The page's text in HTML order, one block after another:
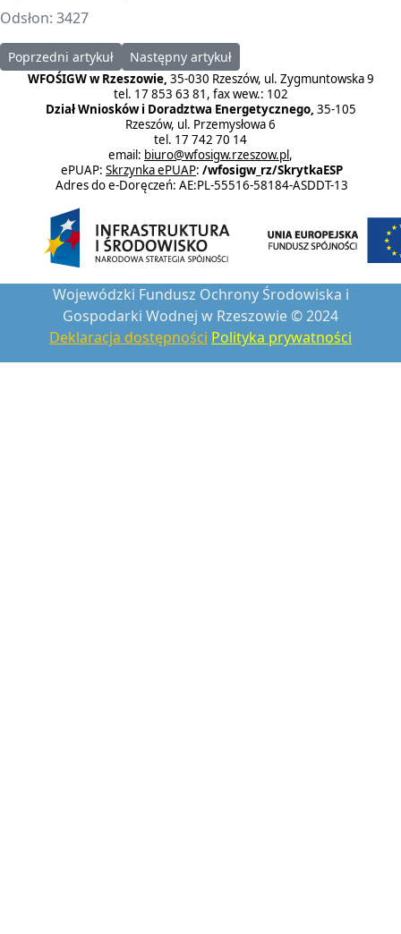
Odsłon: 3427
Poprzedni artykuł: Nabór wniosków Nr 3/2017 - Zmiany w
Poprzedni artykuł Następny artykuł: Ważna informacja -
Następny artykuł
WFOŚIGW w Rzeszowie, 35-030 Rzeszów, ul. Zygmuntowska 9
tel. 17 853 63 81, fax wew.: 102
Dział Wniosków i Doradztwa Energetycznego, 35-105
Rzeszów, ul. Przemysłowa 6
tel. 17 742 70 14
email: biuro@wfosigw.rzeszow.pl,
ePUAP: Skrzynka ePUAP: /wfosigw_rz/SkrytkaESP
Adres do e-Doręczeń: AE:PL-55516-58184-ASDDT-13
Wojewódzki Fundusz Ochrony Środowiska i
Gospodarki Wodnej w Rzeszowie © 2024
Deklaracja dostępności Polityka prywatności